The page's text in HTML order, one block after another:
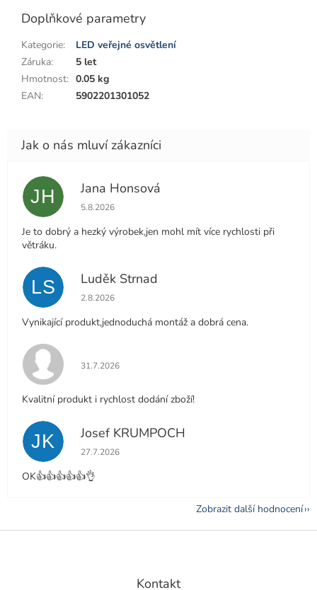
Doplňkové parametry
Kategorie:
LED veřejné osvětlení
Záruka:
5 let
Hmotnost: 0.05 kg
EAN: 5902201301052
JH Jana Honsová
Hodnocení obchodu je 5 z 5 hvězdiček.
5.8.2026
Je to dobrý a hezký výrobek,jen mohl mít více rychlosti při
větráku.
LS Luděk Strnad
Hodnocení obchodu je 5 z 5 hvězdiček.
2.8.2026
Vynikající produkt,jednoduchá montáž a dobrá cena.
Hodnocení obchodu je 5 z 5 hvězdiček.
31.7.2026
Kvalitní produkt i rychlost dodání zboží!
JK Josef KRUMPOCH
Hodnocení obchodu je 5 z 5 hvězdiček.
27.7.2026
OK👍👍👍👍👍👌
Zobrazit další hodnocení
Z
Kontakt